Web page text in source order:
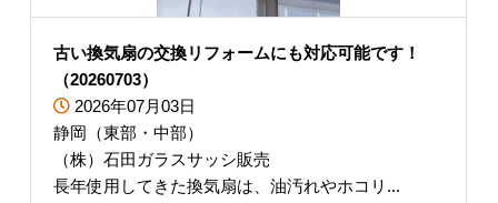
古い換気扇の交換リフォームにも対応可能です！
（20260703）
2026年07月03日
静岡（東部・中部）
（株）石田ガラスサッシ販売
長年使用してきた換気扇は、油汚れやホコリ...